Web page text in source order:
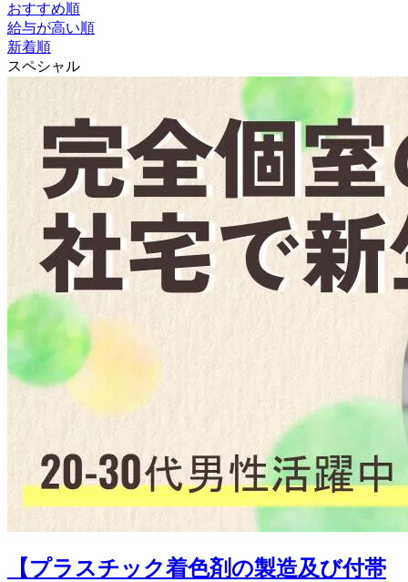
おすすめ順
給与が高い順
新着順
スペシャル
【プラスチック着色剤の製造及び付帯